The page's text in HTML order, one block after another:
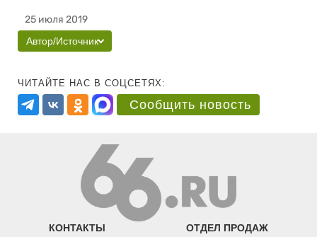
25 июля 2019
Автор/Источник
ЧИТАЙТЕ НАС В СОЦСЕТЯХ:
Сообщить новость
КОНТАКТЫ ОТДЕЛ ПРОДАЖ